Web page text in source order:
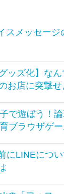
スメッセージ
ッズ化】な
お店に突撃せ
で遊ぼう！
ブラウザゲ
にLINEにつ